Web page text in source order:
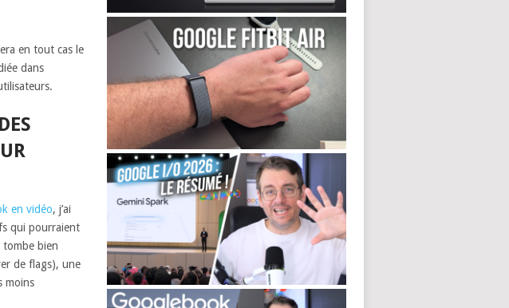
en tout cas le
dans
en vidéo, j’ai
qui pourraient
bien
de flags), une
moins